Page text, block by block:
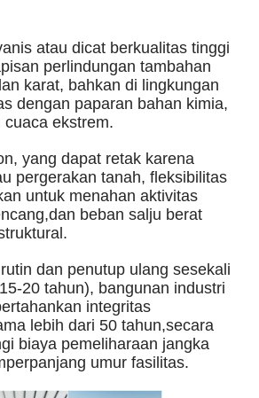
atau dicat berkualitas tinggi
perlindungan tambahan
karat, bahkan di lingkungan
dengan paparan bahan kimia,
ekstrem.
yang dapat retak karena
pergerakan tanah, fleksibilitas
untuk menahan aktivitas
beban salju berat
dan penutup ulang sesekali
20 tahun), bangunan industri
integritas
lebih dari 50 tahun,secara
biaya pemeliharaan jangka
umur fasilitas.